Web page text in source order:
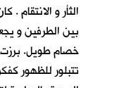
الثأر و الانتقام
بين الطرفين و
خصام طويل. برزت
تتبلور للظهور